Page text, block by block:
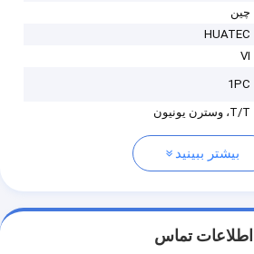
چین
HUATEC
VI
1PC
T/T، وسترن یونیون
بیشتر ببینید
اطلاعات تماس